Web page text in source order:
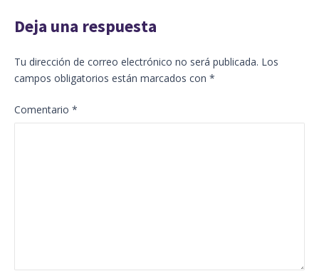
Deja una respuesta
Tu dirección de correo electrónico no será publicada. Los
campos obligatorios están marcados con *
Comentario *